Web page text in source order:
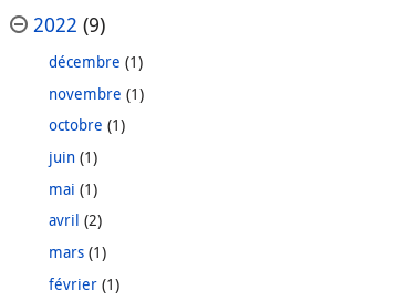
2022 (9)
décembre (1)
novembre (1)
octobre (1)
juin(1)
mai (1)
avril (2)
mars(1)
février(1)